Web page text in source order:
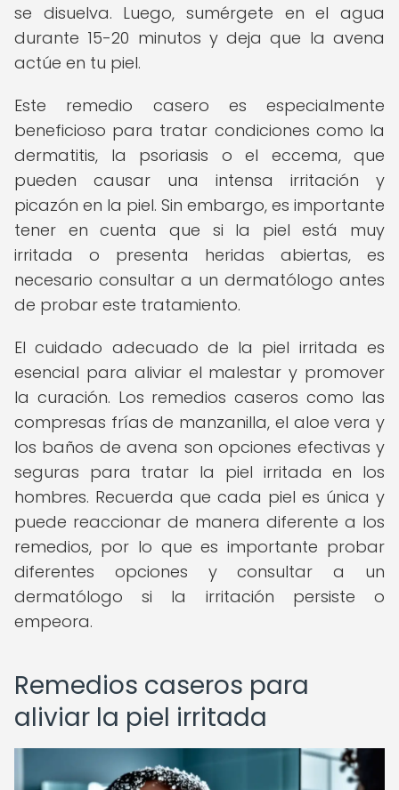
se disuelva. Luego, sumérgete en el agua
durante 15-20 minutos y deja que la avena
actúe en tu piel.
Este remedio casero es especialmente
beneficioso para tratar condiciones como la
dermatitis, la psoriasis o el eccema, que
pueden causar una intensa irritación y
picazón en la piel. Sin embargo, es importante
tener en cuenta que si la piel está muy
irritada o presenta heridas abiertas, es
necesario consultar a un dermatólogo antes
de probar este tratamiento.
El cuidado adecuado de la piel irritada es
esencial para aliviar el malestar y promover
la curación. Los remedios caseros como las
compresas frías de manzanilla, el aloe vera y
los baños de avena son opciones efectivas y
seguras para tratar la piel irritada en los
hombres. Recuerda que cada piel es única y
puede reaccionar de manera diferente a los
remedios, por lo que es importante probar
diferentes opciones y consultar a un
dermatólogo si la irritación persiste o
empeora.
Remedios caseros para
aliviar la piel irritada